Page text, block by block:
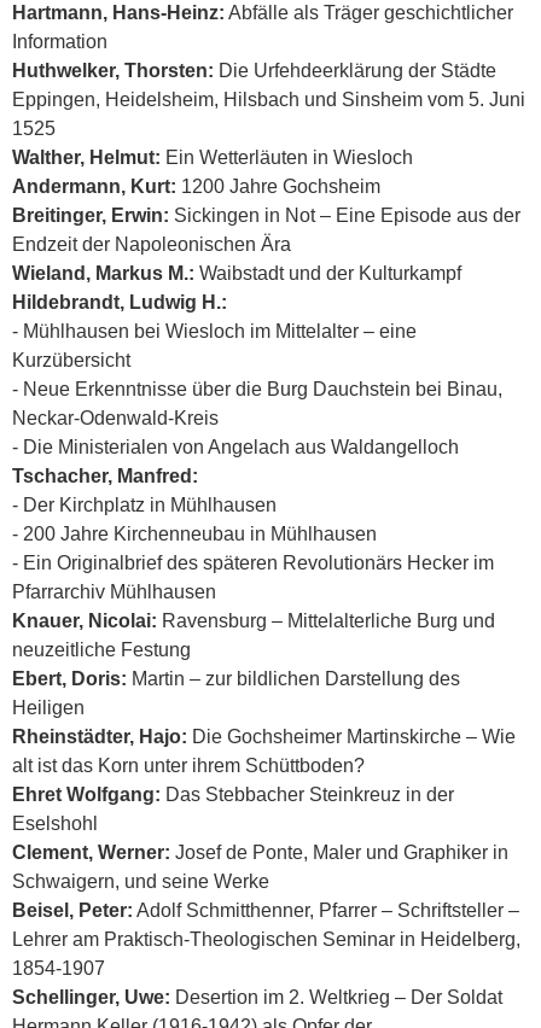
Hartmann, Hans-Heinz: Abfälle als Träger geschichtlicher
Information
Huthwelker, Thorsten: Die Urfehdeerklärung der Städte
Eppingen, Heidelsheim, Hilsbach und Sinsheim vom 5. Juni
1525
Walther, Helmut: Ein Wetterläuten in Wiesloch
Andermann, Kurt: 1200 Jahre Gochsheim
Breitinger, Erwin: Sickingen in Not – Eine Episode aus der
Endzeit der Napoleonischen Ära
Wieland, Markus M.: Waibstadt und der Kulturkampf
Hildebrandt, Ludwig H.:
- Mühlhausen bei Wiesloch im Mittelalter – eine
Kurzübersicht
- Neue Erkenntnisse über die Burg Dauchstein bei Binau,
Neckar-Odenwald-Kreis
- Die Ministerialen von Angelach aus Waldangelloch
Tschacher, Manfred:
- Der Kirchplatz in Mühlhausen
- 200 Jahre Kirchenneubau in Mühlhausen
- Ein Originalbrief des späteren Revolutionärs Hecker im
Pfarrarchiv Mühlhausen
Knauer, Nicolai: Ravensburg – Mittelalterliche Burg und
neuzeitliche Festung
Ebert, Doris: Martin – zur bildlichen Darstellung des
Heiligen
Rheinstädter, Hajo: Die Gochsheimer Martinskirche – Wie
alt ist das Korn unter ihrem Schüttboden?
Ehret Wolfgang: Das Stebbacher Steinkreuz in der
Eselshohl
Clement, Werner: Josef de Ponte, Maler und Graphiker in
Schwaigern, und seine Werke
Beisel, Peter: Adolf Schmitthenner, Pfarrer – Schriftsteller –
Lehrer am Praktisch-Theologischen Seminar in Heidelberg,
1854-1907
Schellinger, Uwe: Desertion im 2. Weltkrieg – Der Soldat